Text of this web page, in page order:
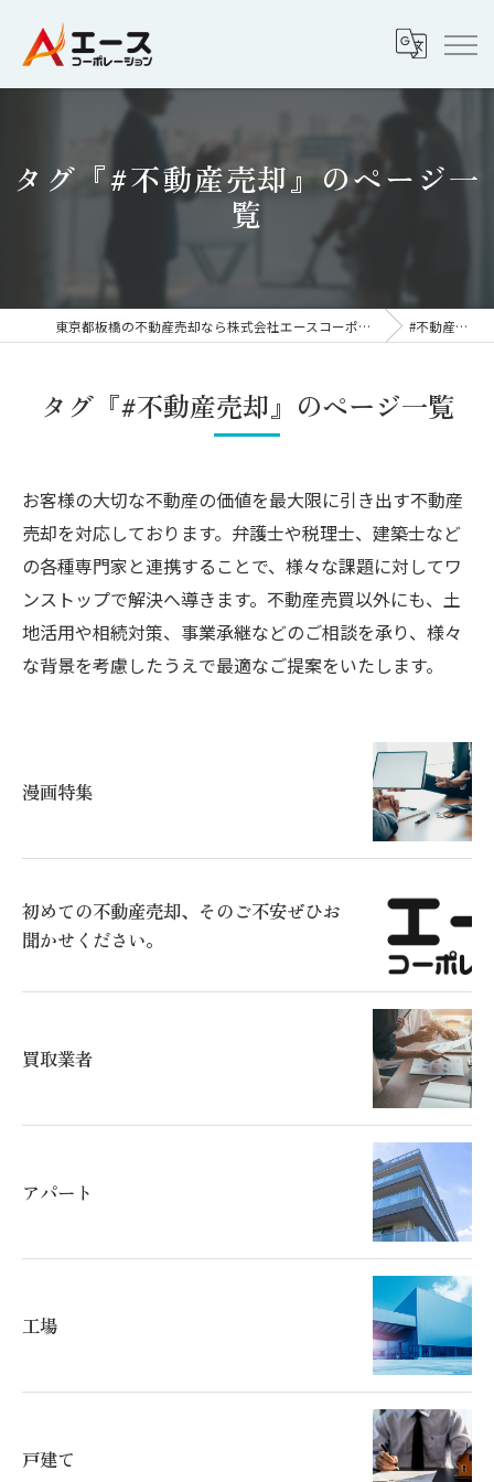
タグ『#不動産売却』のページ一
覧
東京都板橋の不動産売却なら株式会社エースコーポレーション #不動産売却
タグ『#不動産売却』のページ一覧
お客様の大切な不動産の価値を最大限に引き出す不動産
売却を対応しております。弁護士や税理士、建築士など
の各種専門家と連携することで、様々な課題に対してワ
ンストップで解決へ導きます。不動産売買以外にも、土
地活用や相続対策、事業承継などのご相談を承り、様々
な背景を考慮したうえで最適なご提案をいたします。
漫画特集
初めての不動産売却、そのご不安ぜひお
聞かせください。
買取業者
アパート
工場
戸建て